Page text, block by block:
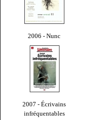
2006 - Nunc
2007 - Écrivains
infréquentables